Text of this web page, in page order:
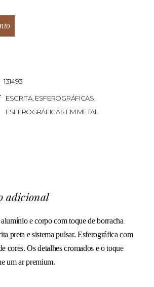
131493
ESCRITA, ESFEROGRÁFICAS,
ESFEROGRÁFICAS EM METAL
adicional
e corpo com toque de borracha
preta e sistema pulsar. Esferográfica com
cores. Os detalhes cromados e o toque
um ar premium.